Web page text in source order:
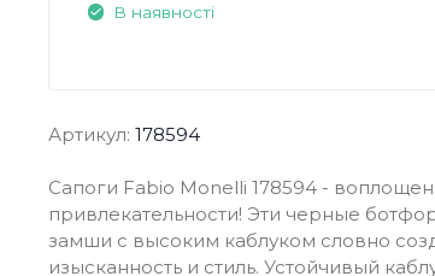
В наявності
Артикул: 178594
Сапоги Fabio Monelli 178594 -
привлекательности! Эти черные
замши с высоким каблуком словно
изысканность и стиль. Устойчивый